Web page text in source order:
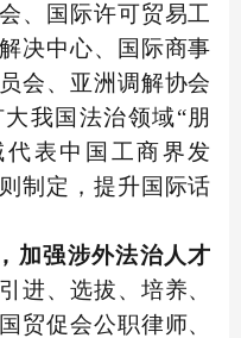
、国际许可贸易工
决中心、国际商事
会、亚洲调解协会
我国法治领域“朋
表中国工商界发
制定，提升国际话
加强涉外法治人才
进、选拔、培养、
贸促会公职律师、